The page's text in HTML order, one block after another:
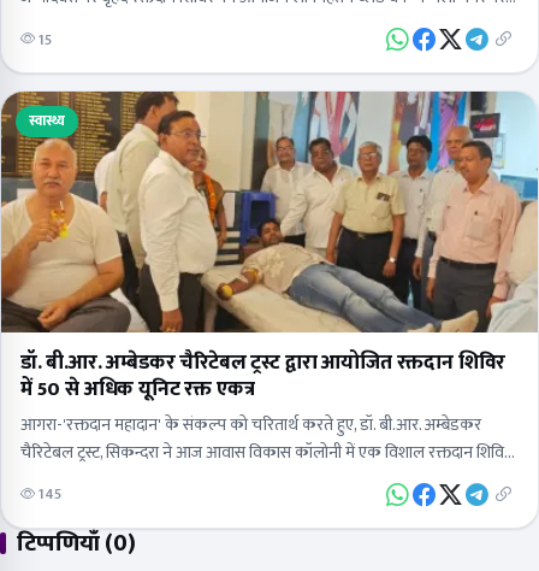
आयोजित किया। जिसमें…
15
स्वास्थ्य
डॉ. बी.आर. अम्बेडकर चैरिटेबल ट्रस्ट द्वारा आयोजित रक्तदान शिविर
में 50 से अधिक यूनिट रक्त एकत्र
​आगरा-'रक्तदान महादान' के संकल्प को चरितार्थ करते हुए, डॉ. बी.आर. अम्बेडकर
चैरिटेबल ट्रस्ट, सिकन्दरा ने आज आवास विकास कॉलोनी में एक विशाल रक्तदान शिविर
का आयोजन किया। इस…
145
टिप्पणियाँ (0)